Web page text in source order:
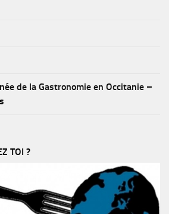
de la Gastronomie en Occitanie –
TOI ?